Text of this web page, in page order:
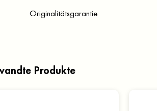
Originalitätsgarantie
Produkte